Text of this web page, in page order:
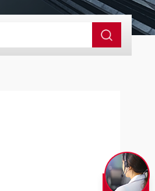
美国里奇 RIDGID 管线定位仪带GPS